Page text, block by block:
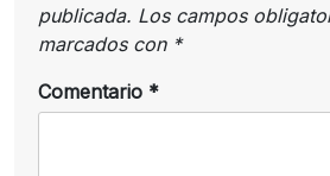
publicada. Los campos
marcados con *
Comentario *